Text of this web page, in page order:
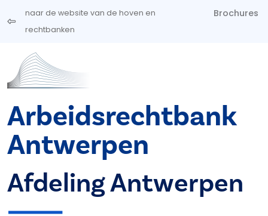
Overslaan en naar de inhoud gaan
naar de website van de hoven en
rechtbanken
Brochures
Arbeidsrechtbank
Antwerpen
Afdeling Antwerpen